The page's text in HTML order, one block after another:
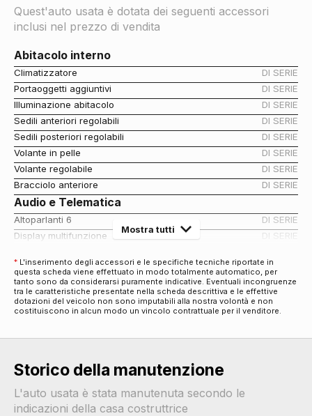
Quest'auto usata è dotata dei seguenti accessori
inclusi nel prezzo di vendita
Abitacolo interno
Climatizzatore
DI SERIE
Portaoggetti aggiuntivi
DI SERIE
Illuminazione abitacolo
DI SERIE
Sedili anteriori regolabili
DI SERIE
Sedili posteriori regolabili
DI SERIE
Volante in pelle
DI SERIE
Volante regolabile
DI SERIE
Bracciolo anteriore
DI SERIE
Audio e Telematica
Altoparlanti 6
DI SERIE
Display multifunzione
DI SERIE
Cerchi
Cerchi in lega da 16 DI SERIE
Connettività
Bluetooth con comandi al volante
DI SERIE
Personalizzazione colori esterni
Specchietti retrovisori elettrici
Fari
Mostra tutti
* L'inserimento degli accessori e le specifiche tecniche riportate in
questa scheda viene effettuato in modo totalmente automatico, per
tanto sono da considerarsi puramente indicative. Eventuali incongruenze
tra le caratteristiche presentate nella scheda descrittiva e le effettive
dotazioni del veicolo non sono imputabili alla nostra volontà e non
costituiscono in alcun modo un vincolo contrattuale per il venditore.
Storico della manutenzione
L'auto usata è stata manutenuta secondo le
indicazioni della casa costruttrice